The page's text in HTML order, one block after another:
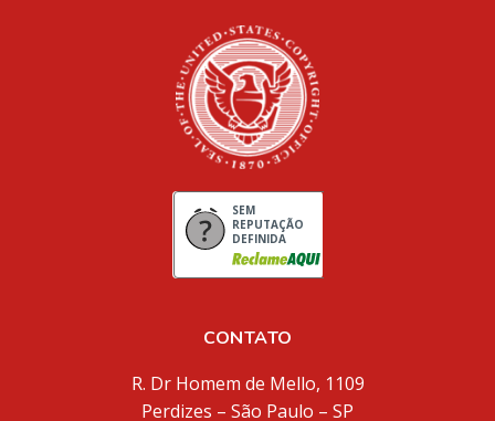
SEM
REPUTAÇÃO
DEFINIDA
CONTATO
R. Dr Homem de Mello, 1109
Perdizes – São Paulo – SP